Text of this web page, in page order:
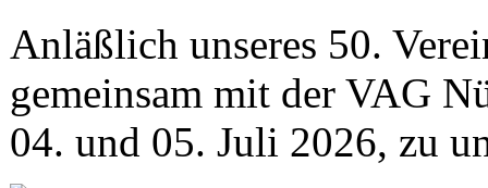
Anläßlich unseres 50.
gemeinsam mit der VAG
04. und 05. Juli 2026, zu